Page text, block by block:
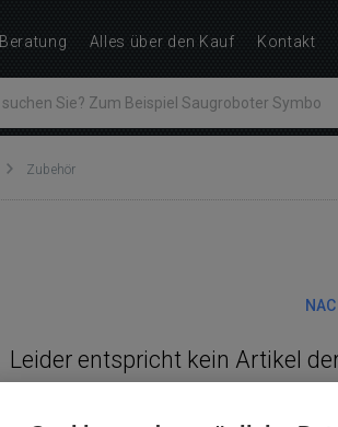
Zubehör
Leider entspricht kein Artikel
Beratung Alles über den Kauf Kontakt